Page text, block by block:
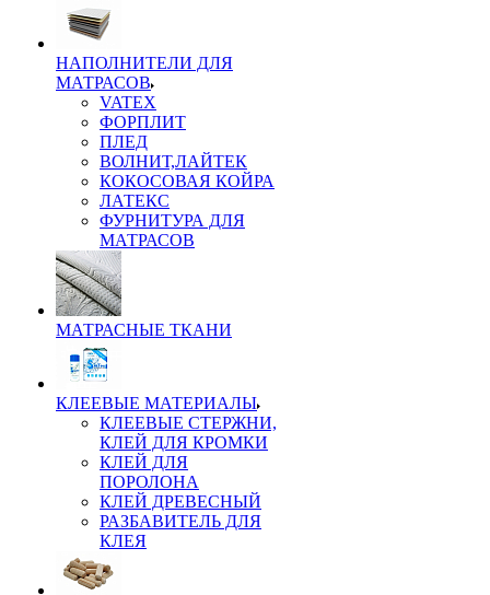
НАПОЛНИТЕЛИ ДЛЯ
МАТРАСОВ
VATEX
ФОРПЛИТ
ПЛЕД
ВОЛНИТ,ЛАЙТЕК
КОКОСОВАЯ КОЙРА
ЛАТЕКС
ФУРНИТУРА ДЛЯ
МАТРАСОВ
МАТРАСНЫЕ ТКАНИ
КЛЕЕВЫЕ МАТЕРИАЛЫ
КЛЕЕВЫЕ СТЕРЖНИ,
КЛЕЙ ДЛЯ КРОМКИ
КЛЕЙ ДЛЯ
ПОРОЛОНА
КЛЕЙ ДРЕВЕСНЫЙ
РАЗБАВИТЕЛЬ ДЛЯ
КЛЕЯ